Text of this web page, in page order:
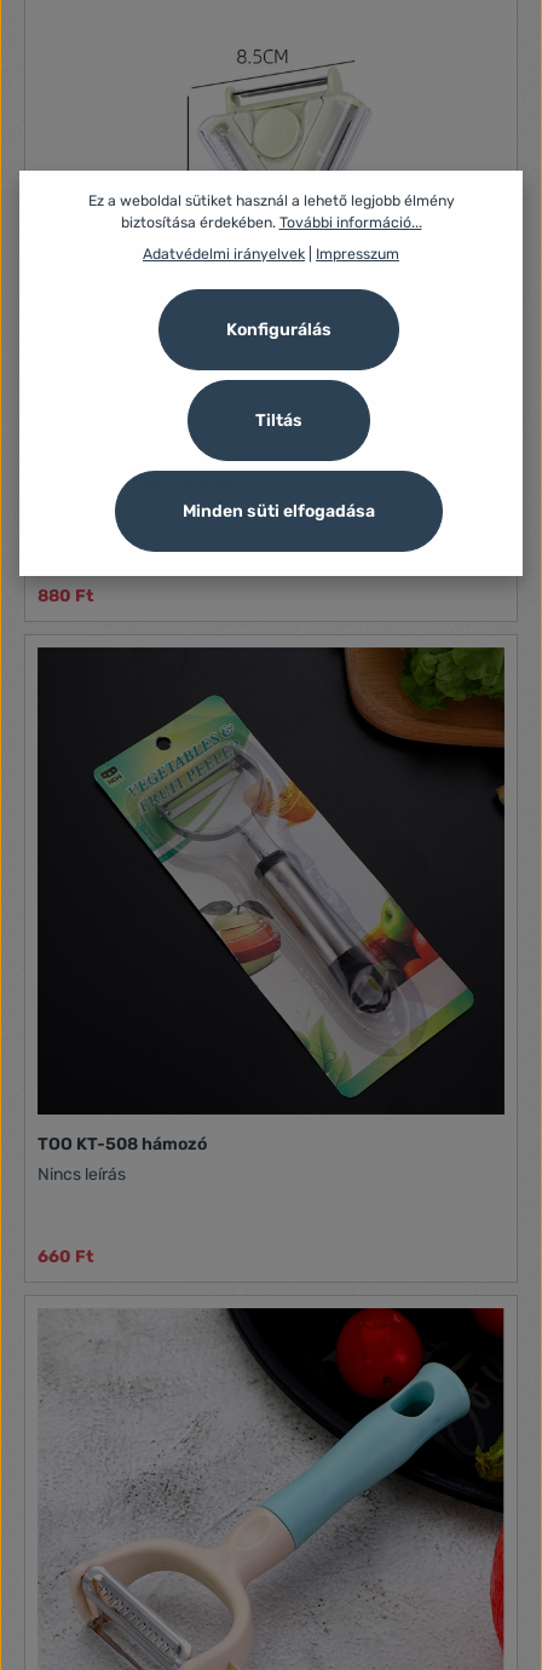
TOO KT-521 3in1 hámozó
Nincs leírás
880 Ft
TOO KT-508 hámozó
Nincs leírás
660 Ft
Ez a weboldal sütiket használ a lehető legjobb élmény
biztosítása érdekében. További információ...
Adatvédelmi irányelvek
Impresszum
Tiltás
Konfigurálás
Minden süti elfogadása